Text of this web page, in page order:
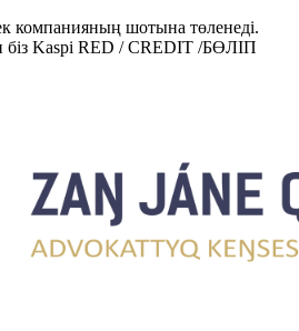
компанияның шотына төленеді.
біз Kaspi RED / CREDIT /БӨЛІП